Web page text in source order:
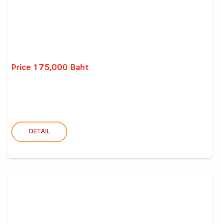
Price 175,000 Baht
DETAIL